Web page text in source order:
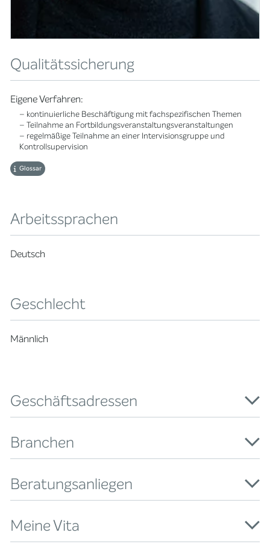
Qualitätssicherung
Eigene Verfahren:
– kontinuierliche Beschäftigung mit fachspezifischen Themen
– Teilnahme an Fortbildungsveranstaltungsveranstaltungen
– regelmäßige Teilnahme an einer Intervisionsgruppe und
Kontrollsupervision
Glossar
Arbeitssprachen
Deutsch
Geschlecht
Männlich
Geschäftsadressen
Branchen
Beratungsanliegen
Meine Vita